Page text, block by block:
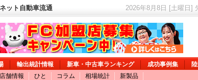
ット自動車流通 2026年8月8日 [土曜日]
輸出統計情報 新車・中古車ランキング 成功事例集
店舗情報 ひと コラム 相場統計 新製品